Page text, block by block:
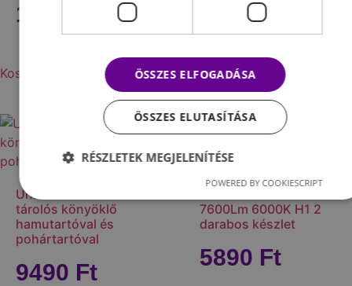
10990
Kosárba teszem
3190Ft
Opciók választása
Univerzális műbőr
tárolós könyöklő
hamutartóval és
pohártartóval
9490 Ft
7600Lm 6000K H1 2
darabos készlet
5890 Ft
ÖSSZES ELFOGADÁSA
ÖSSZES ELUTASÍTÁSA
RÉSZLETEK MEGJELENÍTÉSE
POWERED BY COOKIESCRIPT